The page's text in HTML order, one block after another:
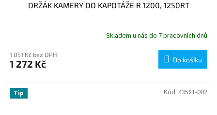
DRŽÁK KAMERY DO KAPOTÁŽE R 1200, 1250RT
Skladem u nás do 7 pracovních dnů
1 051 Kč bez DPH
1 272 Kč Do košíku
Tip Kód: 43581-002